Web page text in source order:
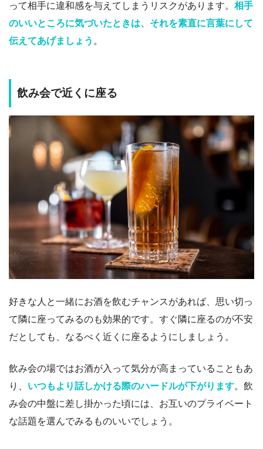
って相手に違和感を与えてしまうリスクがあります。 相手
のいいところに気づいたときは、それを素直に言葉にして
伝えてあげましょう 。
飲み会で近くに座る
好きな人と一緒にお酒を飲むチャンスがあれば、思い切っ
て隣に座ってみるのも効果的です。すぐ隣に座るのが不安
だとしても、なるべく近くに座るようにしましょう。
飲み会の場ではお酒が入って気分が高まっていることもあ
り、 いつもより話しかける際のハードルが下がります。飲
み会の中盤に差し掛かった頃には、お互いのプライベート
な話題を選んでみるものいいでしょう。